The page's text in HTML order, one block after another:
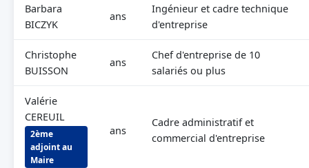
Barbara
BICZYK
ans
Ingénieur et cadre technique
d'entreprise
Christophe
BUISSON
ans
Chef d'entreprise de 10
salariés ou plus
Valérie
CEREUIL
2ème
adjoint au
Maire
ans
Cadre administratif et
commercial d'entreprise